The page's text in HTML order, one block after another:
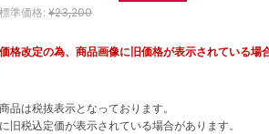
準価格: ¥23,200
格改定の為、商品画像に旧価格が表示されている場
品は税抜表示となっております。
旧税込定価が表示されている場合があります。